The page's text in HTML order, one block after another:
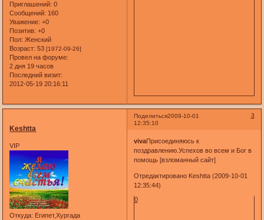
Приглашений: 0
Сообщений: 160
Уважение: +0
Позитив: +0
Пол: Женский
Возраст: 53[1972-09-26]
Провел на форуме:
2 дня 19 часов
Последний визит:
2012-05-19 20:16:11
Поделиться 3
2009-10-01
12:35:10
Keshtta
VIP
Откуда: Египет,Хургада
vivaПрисоединяюсь к
поздравлению.Успехов во всем и Бог в
помощь [взломанный сайт]
Отредактировано Keshtta (2009-10-01
12:35:44)
0